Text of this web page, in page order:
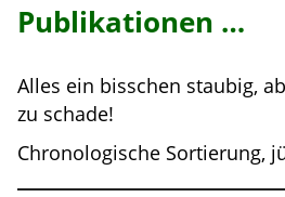
Publikationen …
Alles ein bisschen staubig,
zu schade!
Chronologische Sortierung,